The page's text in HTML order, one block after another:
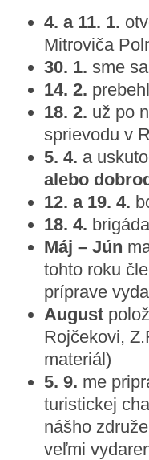
4. a 11. 1.
Mitroviča
30. 1. sme
14. 2.
18. 2. už po
sprievodu v
5. 4. a
alebo
12. a 19. 4.
18. 4.
Máj – Jún
tohto roku
príprave
August
Rojčekovi,
materiál)
5. 9. me
turistickej
nášho
veľmi